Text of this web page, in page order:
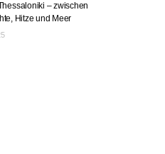
– zwischen
Hitze und Meer